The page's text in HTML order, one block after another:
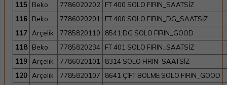
115
Beko 7786020202
FT 400 SOLO FIRIN_SAATSİZ
116
Beko 7786020201
FT 400 SOLO FIRIN_DG_SAATSİZ
117 Arçelik 7785820110
8541 DG SOLO FIRIN_GOOD
118
Beko 7785820234
FT 401 SOLO FIRIN_SAATSİZ
119 Arçelik 7786020101
8314 SOLO FIRIN_SAATSİZ
120 Arçelik 7785820107
8641 ÇİFT BÖLME SOLO FIRIN_GOOD